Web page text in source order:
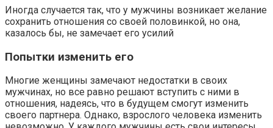
Иногда случается так, что у мужчины возникает желание
сохранить отношения со своей половинкой, но она,
казалось бы, не замечает его усилий
Попытки изменить его
Многие женщины замечают недостатки в своих
мужчинах, но все равно решают вступить с ними в
отношения, надеясь, что в будущем смогут изменить
своего партнера. Однако, взрослого человека изменить